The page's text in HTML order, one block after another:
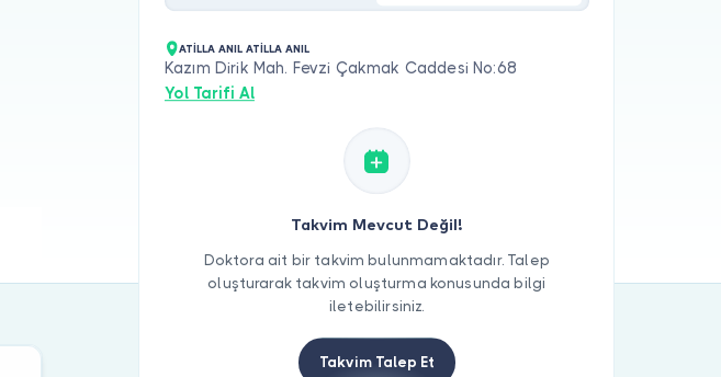
ATİLLA ANIL ATİLLA ANIL
Kazım Dirik Mah. Fevzi Çakmak Caddesi No:68
Yol Tarifi Al
Takvim Mevcut Değil!
Doktora ait bir takvim bulunmamaktadır. Talep
oluşturarak takvim oluşturma konusunda bilgi
iletebilirsiniz.
Takvim Talep Et